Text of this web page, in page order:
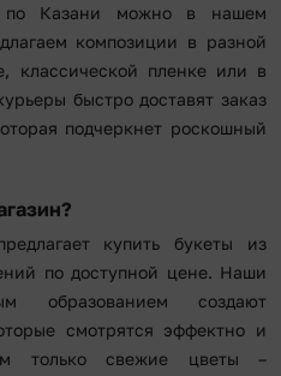
по Казани можно в нашем
композиции в разной
классической пленке или в
быстро доставят заказ
подчеркнет роскошный
купить букеты из
по доступной цене. Наши
образованием создают
смотрятся эффектно и
только свежие цветы –